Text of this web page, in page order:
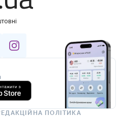
ПОЛІТИКА